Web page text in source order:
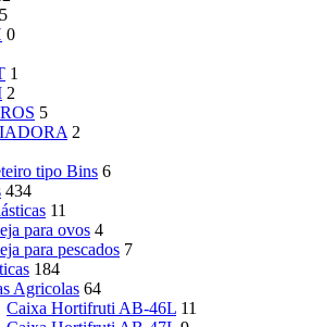
0
1
2
5
2
tipo Bins 6
434
11
para ovos 4
para pescados 7
184
Agricolas 64
Caixa Hortifruti AB-46L 11